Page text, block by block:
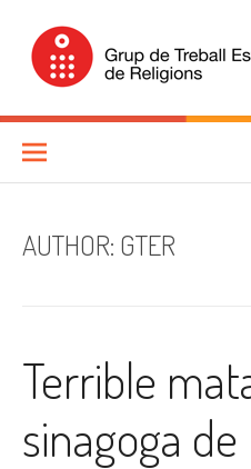
content
Grup de
Religions (GTER)
AUTHOR: GTER
Terrible
sinagoga